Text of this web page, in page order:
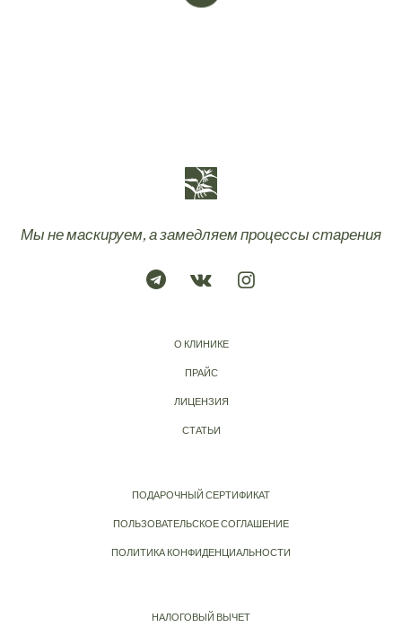
Мы не маскируем, а замедляем процессы старения
О КЛИНИКЕ
ПРАЙС
ЛИЦЕНЗИЯ
СТАТЬИ
ПОДАРОЧНЫЙ СЕРТИФИКАТ
ПОЛЬЗОВАТЕЛЬСКОЕ СОГЛАШЕНИЕ
ПОЛИТИКА КОНФИДЕНЦИАЛЬНОСТИ
НАЛОГОВЫЙ ВЫЧЕТ